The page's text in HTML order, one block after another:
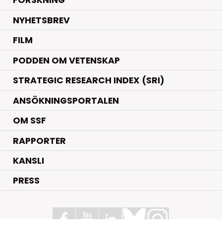
NYHETSBREV
FILM
PODDEN OM VETENSKAP
STRATEGIC RESEARCH INDEX (SRI)
ANSÖKNINGSPORTALEN
OM SSF
RAPPORTER
KANSLI
PRESS